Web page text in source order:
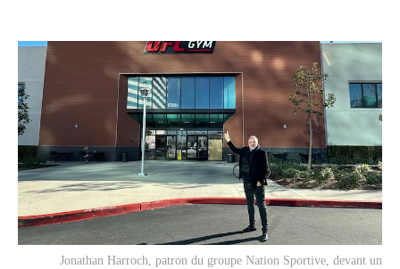
Jonathan Harroch, patron du groupe Nation Sportive, devant un